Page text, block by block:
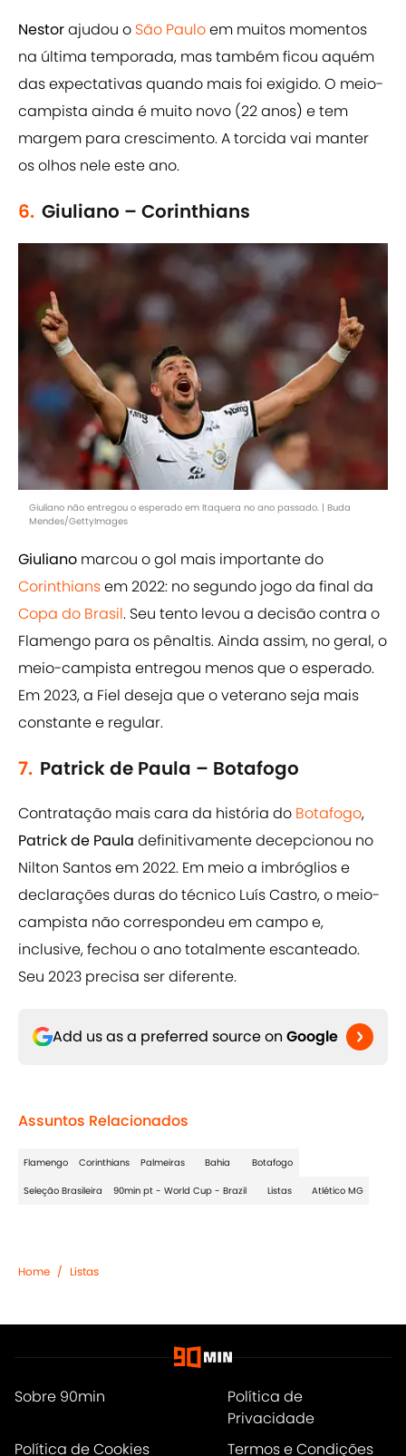
Nestorajudou o São Pauloem muitos momentos
na última temporada, mas também ficou aquém
das expectativas quando mais foi exigido. O meio-
campista ainda é muito novo (22 anos) e tem
margem para crescimento. A torcida vai manter
os olhos nele este ano.
6. Giuliano – Corinthians
Giuliano não entregou o esperado em Itaquera no ano passado. | Buda
Mendes/GettyImages
Giuliano marcou o gol mais importante do
Corinthiansem 2022: no segundo jogo da final da
Copa do Brasil. Seu tento levou a decisão contra o
Flamengo para os pênaltis. Ainda assim, no geral, o
meio-campista entregou menos que o esperado.
Em 2023, a Fiel deseja que o veterano seja mais
constante e regular.
7. Patrick de Paula – Botafogo
Contratação mais cara da história do Botafogo,
Patrick de Paula definitivamente decepcionou no
Nilton Santos em 2022. Em meio a imbróglios e
declarações duras do técnico Luís Castro, o meio-
campista não correspondeu em campo e,
inclusive, fechou o ano totalmente escanteado.
Seu 2023 precisa ser diferente.
Add us as a preferred source on Google
Assuntos Relacionados
Flamengo Corinthians Palmeiras Bahia Botafogo
Seleção Brasileira 90min pt - World Cup - Brazil Listas Atlético MG
Home / Listas
Sobre 90min
Política de
Privacidade
Política de Cookies
Termos e Condições